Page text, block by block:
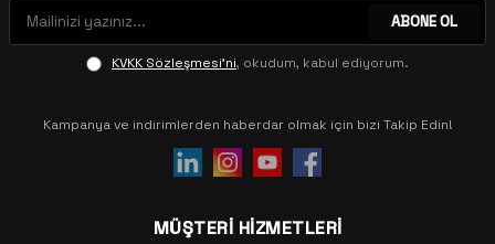
ABONE OL
KVKK Sözleşmesi'ni, okudum, kabul ediyorum.
Kampanya ve indirimlerden haberdar olmak için bizi Takip Edin!
MÜŞTERİ HİZMETLERİ